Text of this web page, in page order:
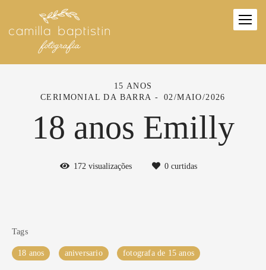
15 ANOS
CERIMONIAL DA BARRA
02/MAIO/2026
18 anos Emilly
172 visualizações 0 curtidas
Tags
18 anos aniversario fotografa de 15 anos